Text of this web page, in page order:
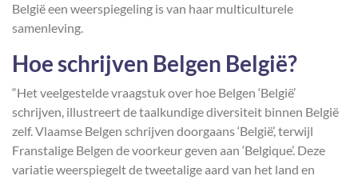
België een weerspiegeling is van haar multiculturele
samenleving.
Hoe schrijven Belgen België?
“Het veelgestelde vraagstuk over hoe Belgen ‘België’
schrijven, illustreert de taalkundige diversiteit binnen België
zelf. Vlaamse Belgen schrijven doorgaans ‘België’, terwijl
Franstalige Belgen de voorkeur geven aan ‘Belgique’. Deze
variatie weerspiegelt de tweetalige aard van het land en